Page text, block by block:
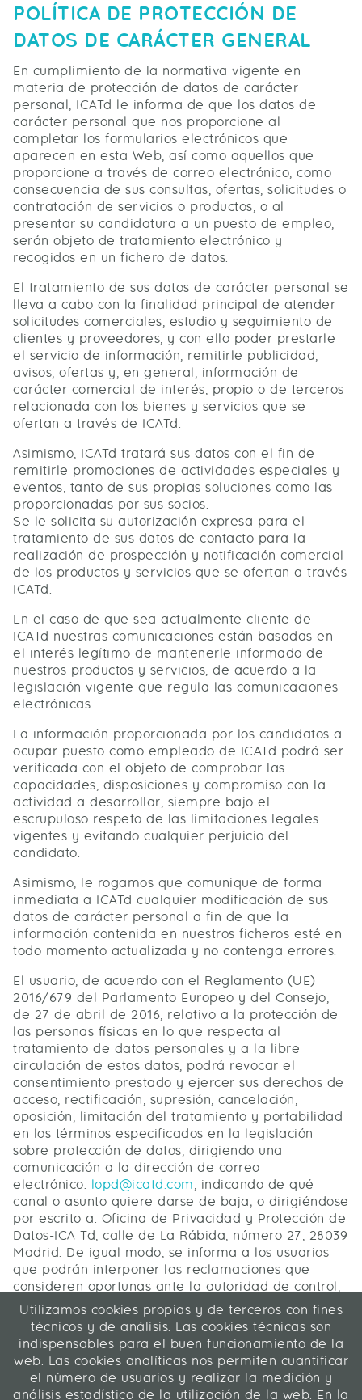
POLÍTICA DE PROTECCIÓN DE
DATOS DE CARÁCTER GENERAL
En cumplimiento de la normativa vigente en
materia de protección de datos de carácter
personal, ICATd le informa de que los datos de
carácter personal que nos proporcione al
completar los formularios electrónicos que
aparecen en esta Web, así como aquellos que
proporcione a través de correo electrónico, como
consecuencia de sus consultas, ofertas, solicitudes o
contratación de servicios o productos, o al
presentar su candidatura a un puesto de empleo,
serán objeto de tratamiento electrónico y
recogidos en un fichero de datos.
El tratamiento de sus datos de carácter personal se
lleva a cabo con la finalidad principal de atender
solicitudes comerciales, estudio y seguimiento de
clientes y proveedores, y con ello poder prestarle
el servicio de información, remitirle publicidad,
avisos, ofertas y, en general, información de
carácter comercial de interés, propio o de terceros
relacionada con los bienes y servicios que se
ofertan a través de ICATd.
Asimismo, ICATd tratará sus datos con el fin de
remitirle promociones de actividades especiales y
eventos, tanto de sus propias soluciones como las
proporcionadas por sus socios.
Se le solicita su autorización expresa para el
tratamiento de sus datos de contacto para la
realización de prospección y notificación comercial
de los productos y servicios que se ofertan a través
ICATd.
En el caso de que sea actualmente cliente de
ICATd nuestras comunicaciones están basadas en
el interés legítimo de mantenerle informado de
nuestros productos y servicios, de acuerdo a la
legislación vigente que regula las comunicaciones
electrónicas.
La información proporcionada por los candidatos a
ocupar puesto como empleado de ICATd podrá ser
verificada con el objeto de comprobar las
capacidades, disposiciones y compromiso con la
actividad a desarrollar, siempre bajo el
escrupuloso respeto de las limitaciones legales
vigentes y evitando cualquier perjuicio del
candidato.
Asimismo, le rogamos que comunique de forma
inmediata a ICATd cualquier modificación de sus
datos de carácter personal a fin de que la
información contenida en nuestros ficheros esté en
todo momento actualizada y no contenga errores.
El usuario, de acuerdo con el Reglamento (UE)
2016/679 del Parlamento Europeo y del Consejo,
de 27 de abril de 2016, relativo a la protección de
las personas físicas en lo que respecta al
tratamiento de datos personales y a la libre
circulación de estos datos, podrá revocar el
consentimiento prestado y ejercer sus derechos de
acceso, rectificación, supresión, cancelación,
oposición, limitación del tratamiento y portabilidad
en los términos especificados en la legislación
sobre protección de datos, dirigiendo una
comunicación a la dirección de correo
electrónico: lopd@icatd.com, indicando de qué
canal o asunto quiere darse de baja; o dirigiéndose
por escrito a: Oficina de Privacidad y Protección de
Datos-ICA Td, calle de La Rábida, número 27, 28039
Madrid. De igual modo, se informa a los usuarios
que podrán interponer las reclamaciones que
consideren oportunas ante la autoridad de control,
a través del siguiente enlace: http://www.aepd.es
ÚLTIMA ACTUALIZACIÓN 29/10/2025
Utilizamos cookies propias y de terceros con fines
técnicos y de análisis. Las cookies técnicas son
indispensables para el buen funcionamiento de la
web. Las cookies analíticas nos permiten cuantificar
el número de usuarios y realizar la medición y
análisis estadístico de la utilización de la web. En la